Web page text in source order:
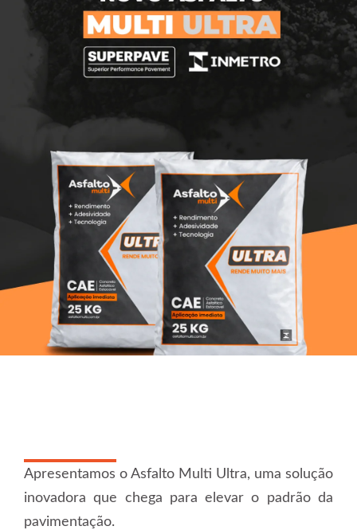
Apresentamos o Asfalto Multi Ultra, uma solução
inovadora que chega para elevar o padrão da
pavimentação.